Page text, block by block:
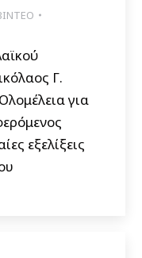
Γ.
για
εξελίξεις